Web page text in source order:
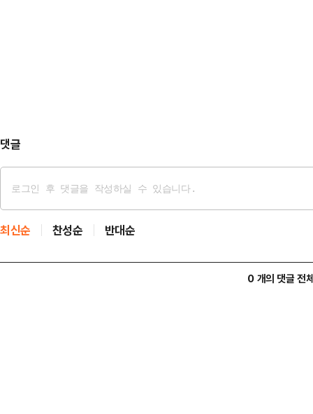
댓글
최신순 찬성순 반대순
0 개의 댓글 전